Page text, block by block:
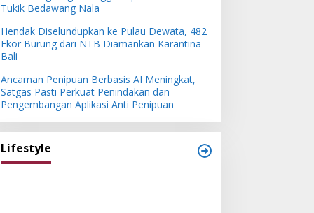
Tukik Bedawang Nala
Hendak Diselundupkan ke Pulau Dewata, 482
Ekor Burung dari NTB Diamankan Karantina
Bali
Ancaman Penipuan Berbasis AI Meningkat,
Satgas Pasti Perkuat Penindakan dan
Pengembangan Aplikasi Anti Penipuan
Lifestyle